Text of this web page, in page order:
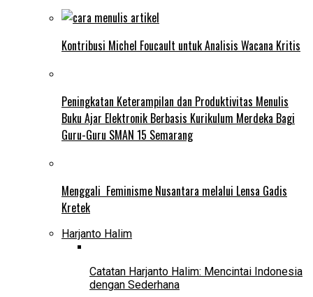
Kontribusi Michel Foucault untuk Analisis Wacana Kritis
Peningkatan Keterampilan dan Produktivitas Menulis
Buku Ajar Elektronik Berbasis Kurikulum Merdeka Bagi
Guru-Guru SMAN 15 Semarang
Menggali Feminisme Nusantara melalui Lensa Gadis
Kretek
Harjanto Halim
Catatan Harjanto Halim: Mencintai Indonesia
dengan Sederhana